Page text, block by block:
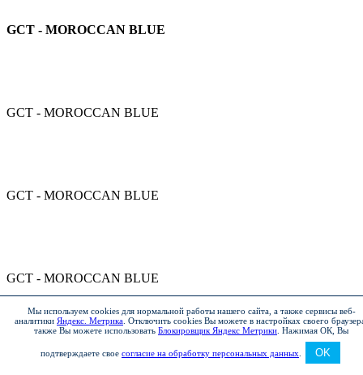
GCT - MOROCCAN BLUE
GCT - MOROCCAN BLUE
GCT - MOROCCAN BLUE
GCT - MOROCCAN BLUE
GCW, 186 - MISTY LAKE, DIAMANTGRAU
Мы используем cookies для нормальной работы нашего сайта, а также сервисы веб-
аналитики Яндекс. Метрика Отключить cookies Вы можете в настройках своего
также Вы можете использовать Блокировщик Яндекс Метрики Нажимая ОК, Вы
подтверждаете свое согласие на обработку персональных данных OK